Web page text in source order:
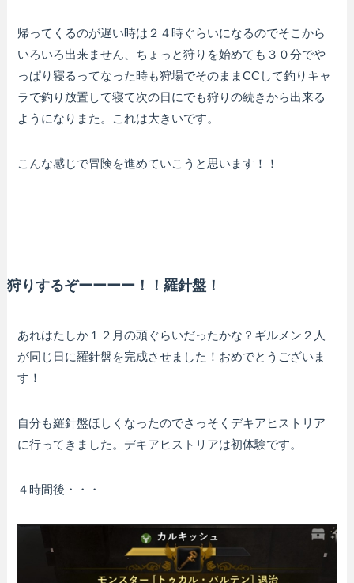
帰ってくるのが遅い時は２４時ぐらいになるのでそこから
いろいろ出来ません、ちょっと狩りを始めても３０分でや
っぱり寝るってなった時も狩場でそのままCCして釣りキャ
ラで釣り放置して寝て次の日にでも狩りの続きから出来る
ようになりまた。これは大きいです。
こんな感じで冒険を進めていこうと思います！！
狩りするぞーーーー！！羅針盤！
あれはたしか１２月の頭ぐらいだったかな？ギルメン２人
が同じ日に羅針盤を完成させました！おめでとうございま
す！
自分も羅針盤ほしくなったのでさっそくデキアヒストリア
に行ってきました。デキアヒストリアは初体験です。
４時間後・・・